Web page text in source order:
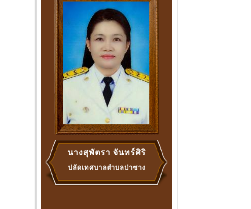
นางสุพัตรา จันทร์ศิริ
ปลัดเทศบาลตำบลป่าซาง